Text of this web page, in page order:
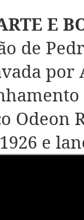
E
de
por
Odeon
e